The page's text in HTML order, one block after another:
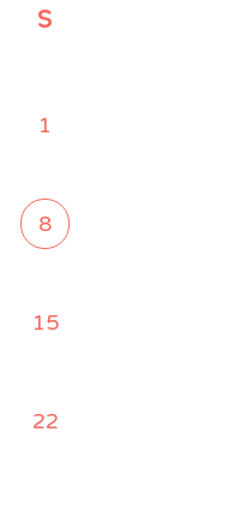
S
1
8
15
22